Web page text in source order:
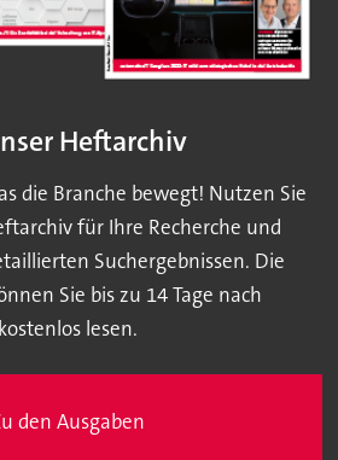
Heftarchiv
die Branche bewegt! Nutzen Sie
für Ihre Recherche und
Suchergebnissen. Die
Sie bis zu 14 Tage nach
lesen.
den Ausgaben